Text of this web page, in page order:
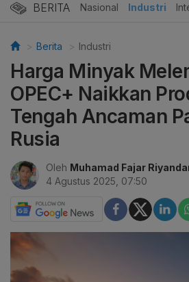
BERITA Nasional Industri
Berita Industri
Harga Minyak
OPEC+ Naikkan
Tengah Ancaman
Rusia
Oleh Muhamad Fajar
4 Agustus 2025, 07:50